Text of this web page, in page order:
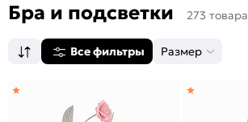
Бра и подсветки 273 товара
Все фильтры Размер